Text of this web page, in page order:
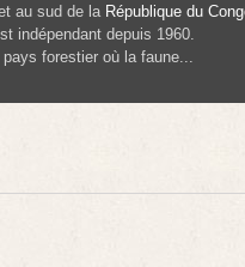
au sud de la République du
indépendant depuis 1960.
pays forestier où la faune...